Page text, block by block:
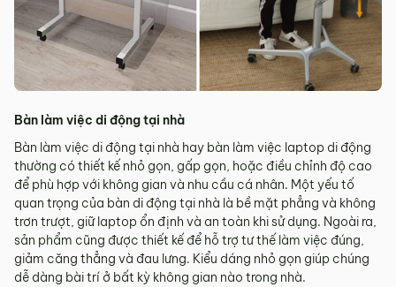
Bàn làm việc di động tại nhà
Bàn làm việc di động tại nhà hay bàn làm việc laptop di động
thường có thiết kế nhỏ gọn, gấp gọn, hoặc điều chỉnh độ cao
để phù hợp với không gian và nhu cầu cá nhân. Một yếu tố
quan trọng của bàn di động tại nhà là bề mặt phẳng và không
trơn trượt, giữ laptop ổn định và an toàn khi sử dụng. Ngoài ra,
sản phẩm cũng được thiết kế để hỗ trợ tư thế làm việc đúng,
giảm căng thẳng và đau lưng. Kiểu dáng nhỏ gọn giúp chúng
dễ dàng bài trí ở bất kỳ không gian nào trong nhà.